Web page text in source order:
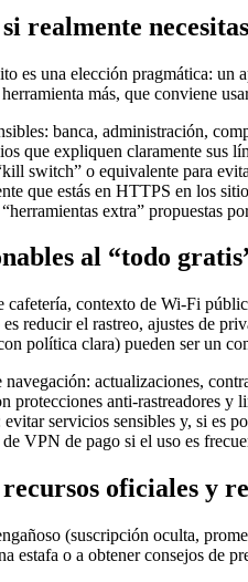
realmente
es una elección pragmática:
más, que conviene
banca, administración,
que expliquen claramente sus
switch” o equivalente para
que estás en HTTPS en los
extra” propuestas
al “todo
reducir el rastreo, ajustes de
política clara) pueden ser un
actualizaciones,
protecciones anti-rastreadores y
servicios sensibles y, si es
VPN de pago si el uso es
oficiales y
(suscripción oculta,
estafa o a obtener consejos de